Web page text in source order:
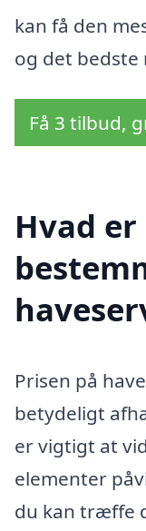
kan få den
og det bedste
Få 3 tilbud,
Hvad
Prisen på
betydeligt
er vigtigt at
elementer
du kan træffe